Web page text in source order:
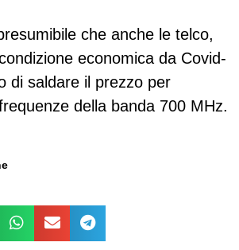
che anche le telco,
economica da Covid-
di saldare il prezzo per
della banda 700 MHz.